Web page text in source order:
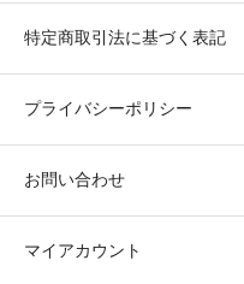
特定商取引法に基づく表記
プライバシーポリシー
お問い合わせ
マイアカウント